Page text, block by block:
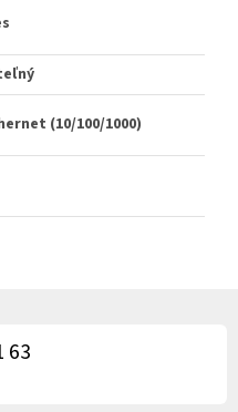
(10/100/1000)
63